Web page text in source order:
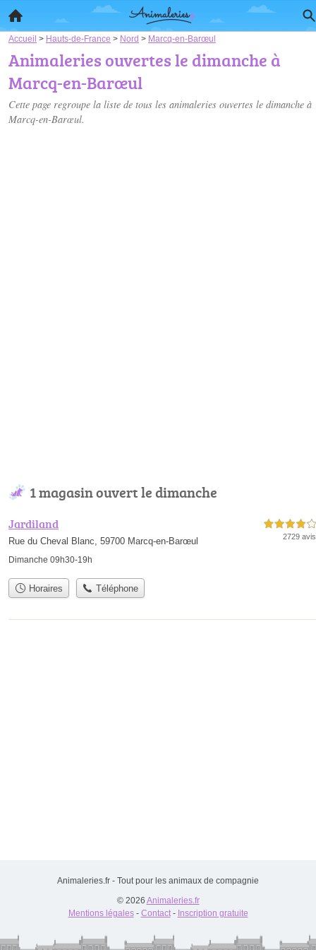
Accueil > Hauts-de-France > Nord > Marcq-en-Barœul
Animaleries ouvertes le dimanche à
Marcq-en-Barœul
Cette page regroupe la liste de tous les animaleries ouvertes le dimanche à
Marcq-en-Barœul.
1 magasin ouvert le dimanche
Jardiland
Rue du Cheval Blanc, 59700 Marcq-en-Barœul
Dimanche 09h30-19h
4,0 étoiles sur 5
2729 avis
Horaires Téléphone
Animaleries.fr - Tout pour les animaux de compagnie
© 2026 Animaleries.fr
Mentions légales- Contact- Inscription gratuite